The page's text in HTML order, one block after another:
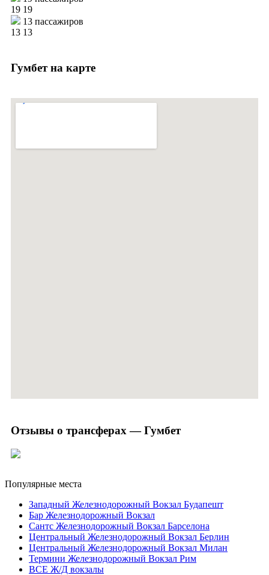
19 19
13 пассажиров
13 13
Гумбет на карте
Отзывы о трансферах — Гумбет
Популярные места
Западный Железнодорожный Вокзал Будапешт
Бар Железнодорожный Вокзал
Сантс Железнодорожный Вокзал Барселона
Центральный Железнодорожный Вокзал Берлин
Центральный Железнодорожный Вокзал Милан
Термини Железнодорожный Вокзал Рим
ВСЕ Ж/Д вокзалы